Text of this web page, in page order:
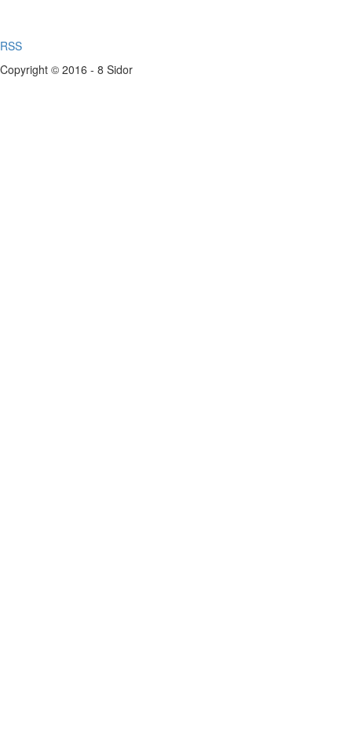
RSS
Copyright © 2016 - 8 Sidor